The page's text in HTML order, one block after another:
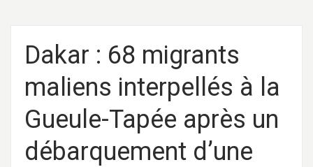
Dakar : 68 migrants
maliens interpellés à la
Gueule-Tapée après un
débarquement d’une